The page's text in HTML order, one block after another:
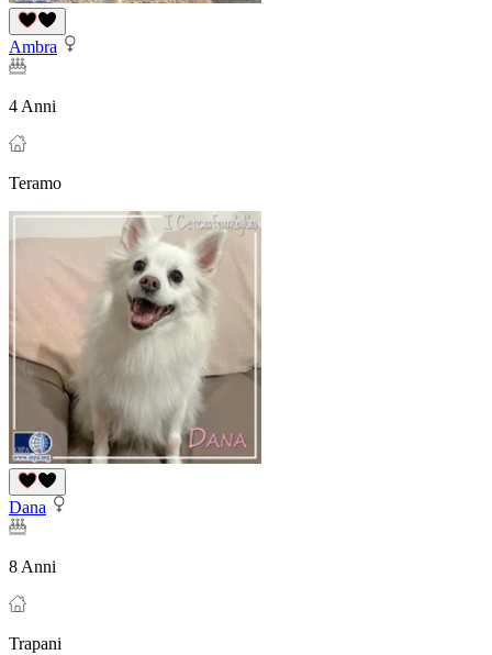
Ambra
4 Anni
Teramo
Dana
8 Anni
Trapani